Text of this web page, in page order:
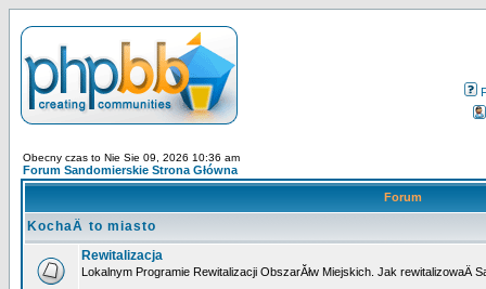
Obecny czas to Nie Sie 09, 2026 10:36 am
Forum Sandomierskie Strona Główna
Forum
KochaÄ to miasto
Rewitalizacja
Lokalnym Programie Rewitalizacji ObszarĂłw Miejskich. Jak rewitalizowaÄ